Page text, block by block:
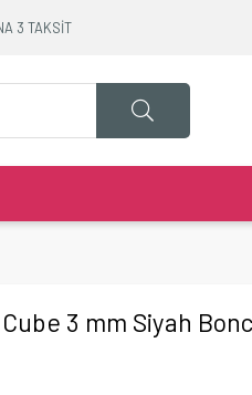
3 TAKSİT
3 mm Siyah